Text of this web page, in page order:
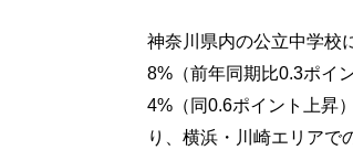
神奈川県内の公立中学校
8%（前年同期比0.3ポイ
4%（同0.6ポイント上昇
り、横浜・川崎エリアで